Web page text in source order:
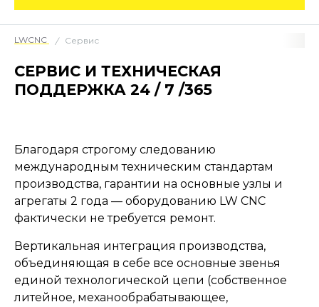
LWCNC Сервис
СЕРВИС И ТЕХНИЧЕСКАЯ
ПОДДЕРЖКА 24 / 7 /365
Благодаря строгому следованию
международным техническим стандартам
производства, гарантии на основные узлы и
агрегаты 2 года — оборудованию LW CNC
фактически не требуется ремонт.
Вертикальная интеграция производства,
объединяющая в себе все основные звенья
единой технологической цепи (собственное
литейное, механообрабатывающее,